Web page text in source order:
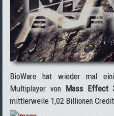
BioWare hat wieder mal
Multiplayer vonMass Effect
mittlerweile 1,02 Billionen